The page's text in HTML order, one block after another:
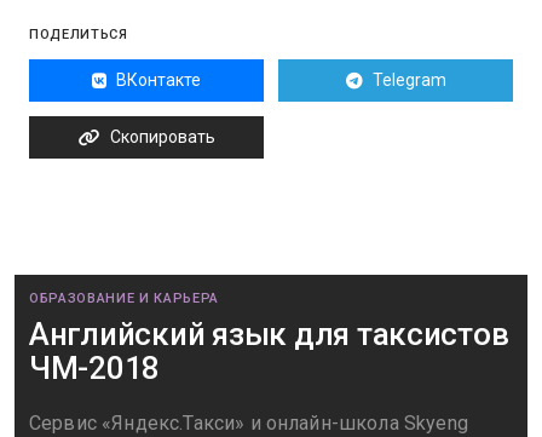
ПОДЕЛИТЬСЯ
ВКонтакте Telegram
Скопировать
ОБРАЗОВАНИЕ И КАРЬЕРА
Английский язык для таксистов
ЧМ-2018
Сервис «Яндекс.Такси» и онлайн-школа Skyeng